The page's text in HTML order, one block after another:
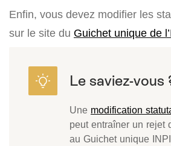
Enfin, vous devez modifier les
sur le site du Guichet unique de
Une modification
peut entraîner un rejet
au Guichet unique